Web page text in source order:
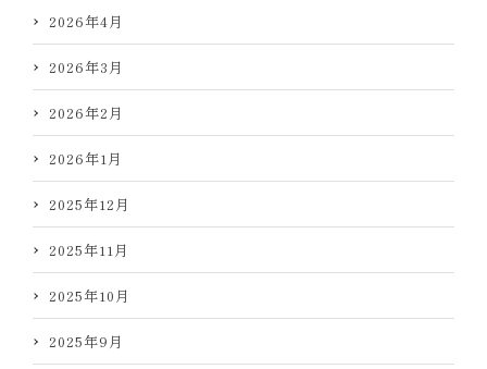
2026年4月
2026年3月
2026年2月
2026年1月
2025年12月
2025年11月
2025年10月
2025年9月